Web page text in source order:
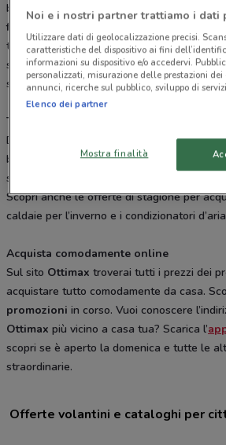
bassi hanno reso
Ottimax
una garanzia
ferramenta
tutte le promozioni in corso sfogliando il
su DoveConviene.it e iscriviti alla nostra
sempre aggiornato sulle novità.
Tutte le migliori marche del bricolage
Da
puoi trovare strumenti di
bagno e tanti altri accessori per la casa. Il
saprà consigliarti sempre il prodotto giusto
Scopri anche le offerte di stagione per
caldaie per l’inverno e i condizionatori
Acquista comodamente online
Sul sito Ottimax troverai tutti i prezzi dei
acquistare tutto comodamente da casa.
promozioni in corso. Vuoi conoscere
Ottimax più vicino a casa tua? Scarica l’
scopri se è aperto la domenica e tutte le
straordinarie.
Offerte volantini e cataloghi per
Noi e i nostri partner trattiamo i dati
Utilizzare dati di geolocalizzazione precisi.
caratteristiche del dispositivo ai fini
informazioni su dispositivo e/o accedervi.
personalizzati, misurazione delle prestazioni
annunci, ricerche sul pubblico, sviluppo di
Elenco dei partner
Mostra finalità